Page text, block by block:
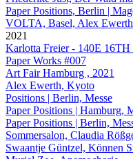
Paper Positions, Berlin |
VOLTA, Basel, Alex Ewerth
2021
Karlotta Freier - 140E
Paper Works #007
Art Fair Hamburg , 2021
Alex Ewerth, Kyoto
Positions | Berlin, Messe
Paper Positions | Hamburg,
Paper Positions | Berlin,
Sommersalon, Claudia
Swaantje Güntzel, Können